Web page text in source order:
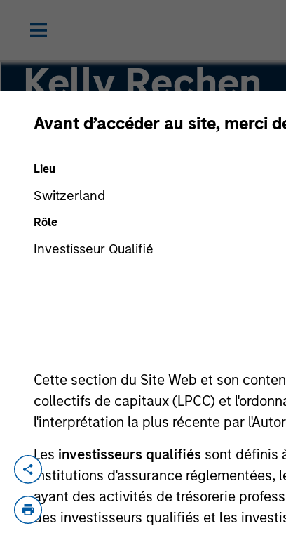
Avant d’accéder au site, merci
Lieu
Switzerland
Rôle
Investisseur Qualifié
Cette section du Site Web et son
collectifs de capitaux (LPCC) et
l'interprétation la plus récente par
Les investisseurs qualifiés sont définis
institutions d'assurance
ayant des activités de trésorerie
des investisseurs qualifiés et les
Kelly Rechen
Vice President, Chief of Staff
Years
Kelly Rechen is a Vice President of
and is responsible for a wide
priorities. She works closely with
a significant impact on the